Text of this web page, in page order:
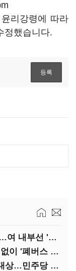
리강령에 따라
정했습니다.
이 대통령, '공급' 팔 걷어붙였는데…여 내부선 '부동산 망언'(종합)
공급 속도전 외치더니…황희, 난데없이 '폐버스 리모델링' 제안
송영길 측 "정청래, 국힘 '역선택' 대상…민주당 대표로 총선 지휘 못해"